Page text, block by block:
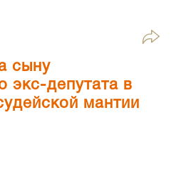
сыну
экс-депутата в
мантии